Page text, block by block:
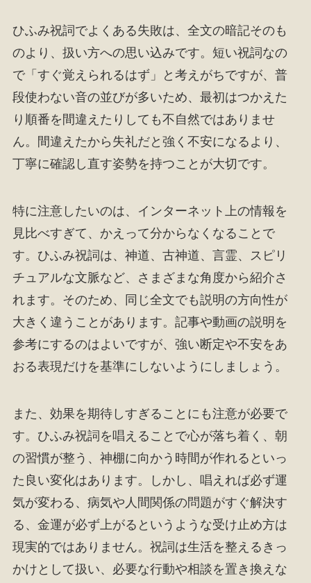
ひふみ祝詞でよくある失敗は、全文の暗記そのも
のより、扱い方への思い込みです。短い祝詞なの
で「すぐ覚えられるはず」と考えがちですが、普
段使わない音の並びが多いため、最初はつかえた
り順番を間違えたりしても不自然ではありませ
ん。間違えたから失礼だと強く不安になるより、
丁寧に確認し直す姿勢を持つことが大切です。
特に注意したいのは、インターネット上の情報を
見比べすぎて、かえって分からなくなることで
す。ひふみ祝詞は、神道、古神道、言霊、スピリ
チュアルな文脈など、さまざまな角度から紹介さ
れます。そのため、同じ全文でも説明の方向性が
大きく違うことがあります。記事や動画の説明を
参考にするのはよいですが、強い断定や不安をあ
おる表現だけを基準にしないようにしましょう。
また、効果を期待しすぎることにも注意が必要で
す。ひふみ祝詞を唱えることで心が落ち着く、朝
の習慣が整う、神棚に向かう時間が作れるといっ
た良い変化はあります。しかし、唱えれば必ず運
気が変わる、病気や人間関係の問題がすぐ解決す
る、金運が必ず上がるというような受け止め方は
現実的ではありません。祝詞は生活を整えるきっ
かけとして扱い、必要な行動や相談を置き換えな